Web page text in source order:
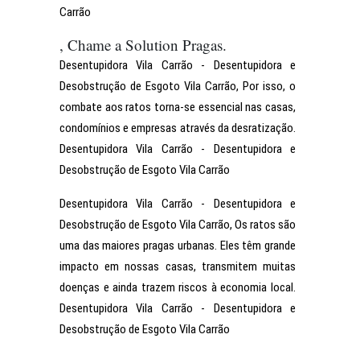
Carrão
, Chame a Solution Pragas.
Desentupidora Vila Carrão - Desentupidora e
Desobstrução de Esgoto Vila Carrão, Por isso, o
combate aos ratos torna-se essencial nas casas,
condomínios e empresas através da desratização.
Desentupidora Vila Carrão - Desentupidora e
Desobstrução de Esgoto Vila Carrão
Desentupidora Vila Carrão - Desentupidora e
Desobstrução de Esgoto Vila Carrão, Os ratos são
uma das maiores pragas urbanas. Eles têm grande
impacto em nossas casas, transmitem muitas
doenças e ainda trazem riscos à economia local.
Desentupidora Vila Carrão - Desentupidora e
Desobstrução de Esgoto Vila Carrão